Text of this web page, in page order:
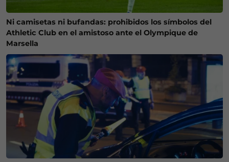
Ni camisetas ni bufandas: prohibidos los símbolos del
Athletic Club en el amistoso ante el Olympique de
Marsella